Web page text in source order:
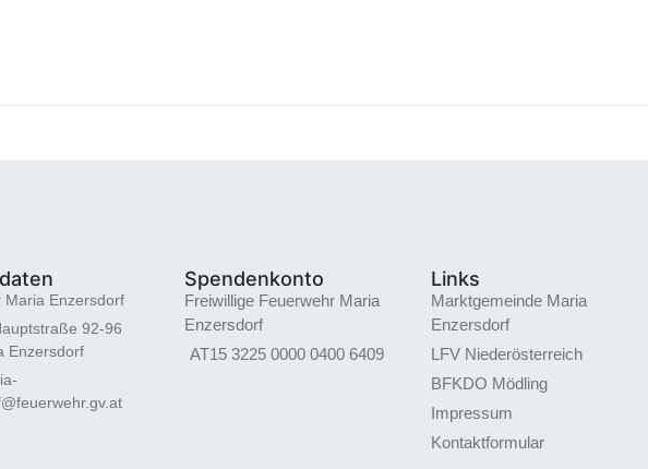
Maria Enzersdorf
92-96
Enzersdorf
Spendenkonto
Freiwillige Feuerwehr Maria
Enzersdorf
AT15 3225 0000 0400 6409
Links
Marktgemeinde Maria
Enzersdorf
LFV Niederösterreich
BFKDO Mödling
Impressum
Kontaktformular